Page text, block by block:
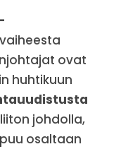
ovat
huhtikuun
johdolla,
osaltaan